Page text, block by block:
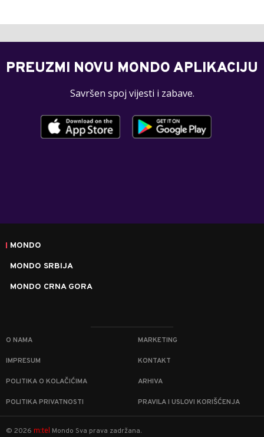
PREUZMI NOVU MONDO APLIKACIJU
Savršen spoj vijesti i zabave.
MONDO
MONDO SRBIJA
MONDO CRNA GORA
O NAMA MARKETING
IMPRESUM KONTAKT
POLITIKA O KOLAČIĆIMA ARHIVA
POLITIKA PRIVATNOSTI PRAVILA I USLOVI KORIŠĆENJA
© 2026 m:tel Mondo Sva prava zadržana.